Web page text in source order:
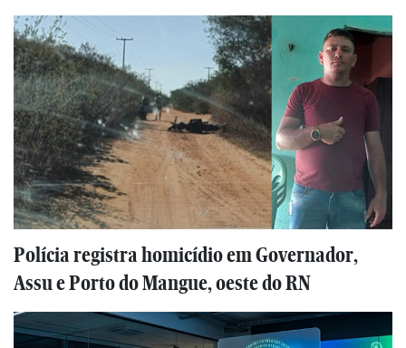
Polícia registra homicídio em Governador,
Assu e Porto do Mangue, oeste do RN